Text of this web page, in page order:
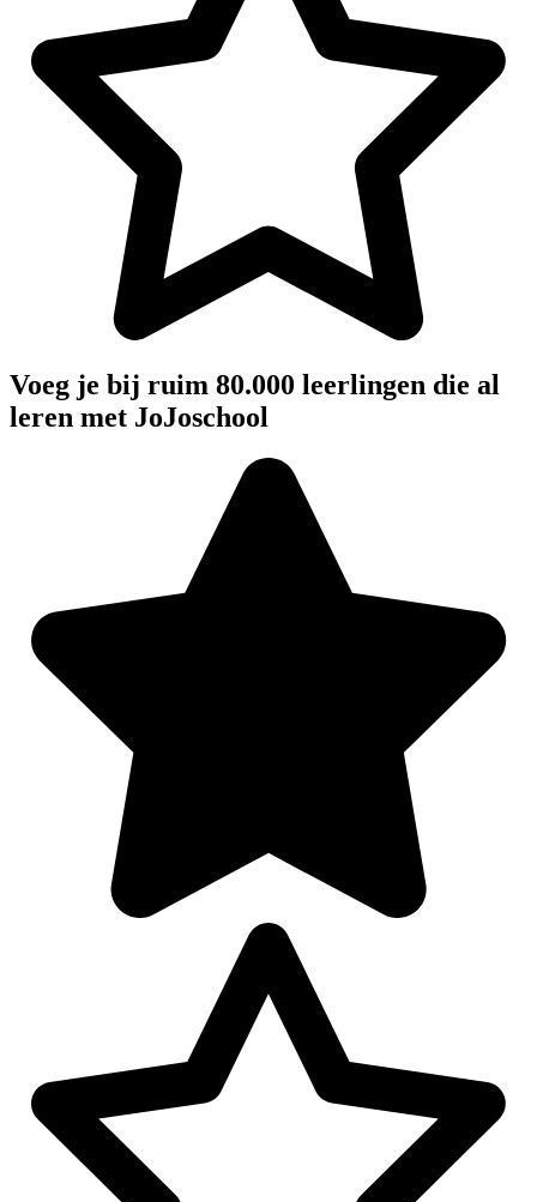
Voeg je bij ruim 80.000 leerlingen die al
leren met JoJoschool